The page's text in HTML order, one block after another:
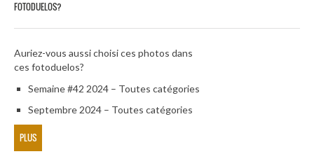
FOTODUELOS?
Auriez-vous aussi choisi ces photos dans
ces fotoduelos?
Semaine #42 2024 – Toutes catégories
Septembre 2024 – Toutes catégories
PLUS